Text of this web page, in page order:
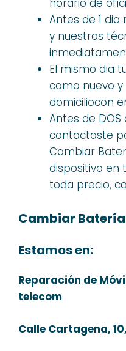
horario de
Antes de 1
y nuestros
El mismo dia
como nuevo
domiciliocon
Antes de
contactaste
Cambiar
dispositivo en
toda precio,
Cambiar Batería
Estamos en:
Reparación de
telecom
Calle Cartagena,